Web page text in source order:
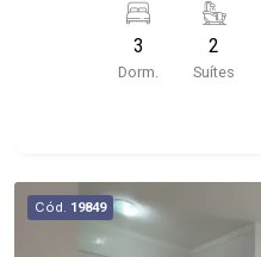
serviço planejada; - 2
cobertas; - Valor do
condomínio e iptu,
gourmet e portaria 24h;
Bar e Grill, Quintal Niger,
3
Dorm.
2
Suítes
Cód. 19849